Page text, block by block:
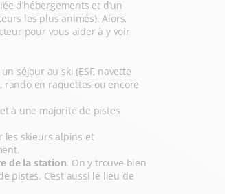
d’hébergements et d’un
les plus animés). Alors,
pour vous aider à y voir
séjour au ski (ESF, navette
rando en raquettes ou encore
à une majorité de pistes
les skieurs alpins et
de la station. On y trouve bien
pistes. C’est aussi le lieu de